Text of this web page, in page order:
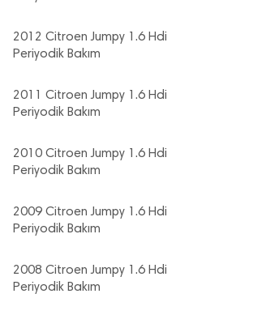
2012 Citroen Jumpy 1.6 Hdi
Periyodik Bakım
2011 Citroen Jumpy 1.6 Hdi
Periyodik Bakım
2010 Citroen Jumpy 1.6 Hdi
Periyodik Bakım
2009 Citroen Jumpy 1.6 Hdi
Periyodik Bakım
2008 Citroen Jumpy 1.6 Hdi
Periyodik Bakım